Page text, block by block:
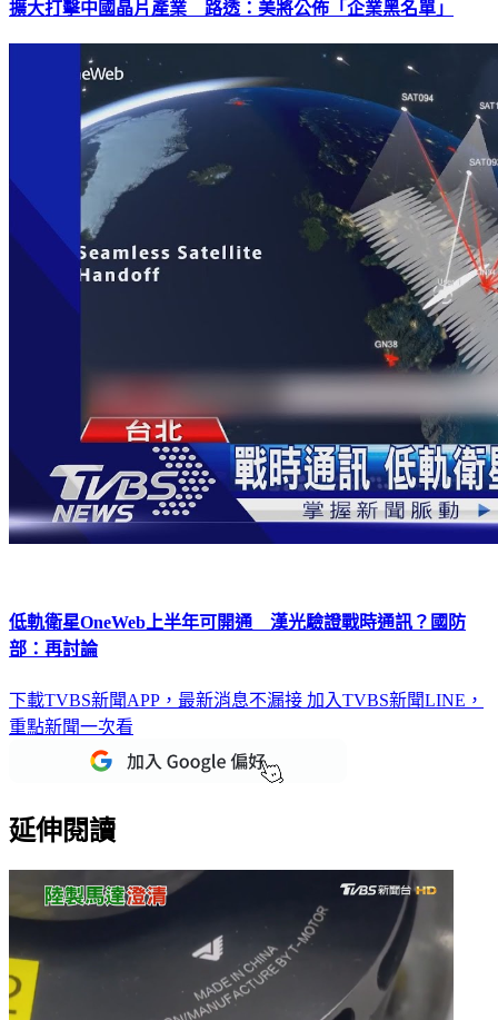
低軌衛星OneWeb上半年可開通 漢光驗證戰時通訊？國防
下載TVBS新聞APP，最新消息不漏接
重點新聞一次看